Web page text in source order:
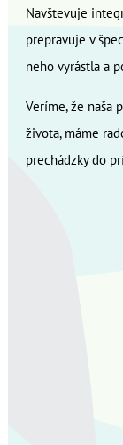
Navštevuje
prepravuje v
neho vyrástla a
Veríme, že naša
života, máme
prechádzky do